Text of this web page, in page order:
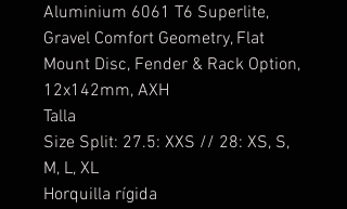
Aluminium 6061 T6 Superlite,
Gravel Comfort Geometry, Flat
Mount Disc, Fender & Rack Option,
12x142mm, AXH
Talla
Size Split: 27.5: XXS // 28: XS, S,
M, L, XL
Horquilla rígida